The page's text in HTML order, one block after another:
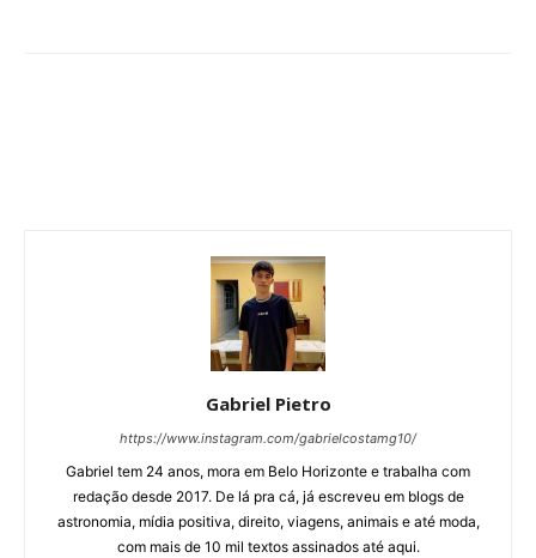
Gabriel Pietro
https://www.instagram.com/gabrielcostamg10/
Gabriel tem 24 anos, mora em Belo Horizonte e trabalha com
redação desde 2017. De lá pra cá, já escreveu em blogs de
astronomia, mídia positiva, direito, viagens, animais e até moda,
com mais de 10 mil textos assinados até aqui.